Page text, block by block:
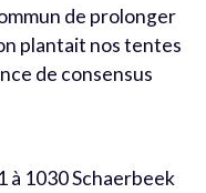
de prolonger
plantait nos tentes
de consensus
à 1030 Schaerbeek